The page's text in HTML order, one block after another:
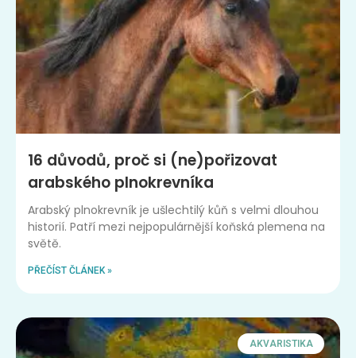
16 důvodů, proč si (ne)pořizovat
arabského plnokrevníka
Arabský plnokrevník je ušlechtilý kůň s velmi dlouhou
historií. Patří mezi nejpopulárnější koňská plemena na
světě.
PŘEČÍST ČLÁNEK »
AKVARISTIKA